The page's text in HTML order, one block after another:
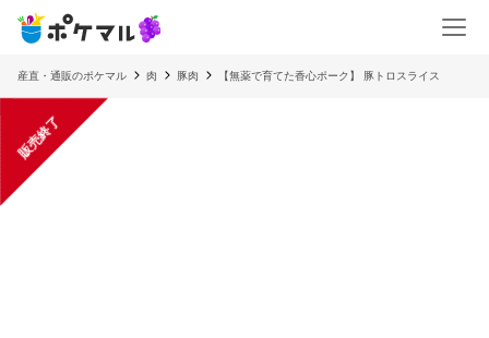
産直・通販のポケマル 肉 豚肉 【無薬で育てた香心ポーク】 豚トロスライス
販売終了